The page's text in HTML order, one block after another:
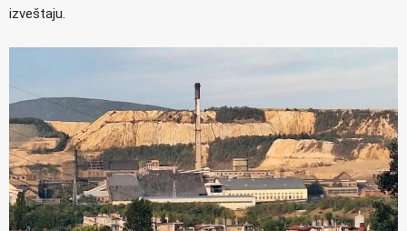
izveštaju.